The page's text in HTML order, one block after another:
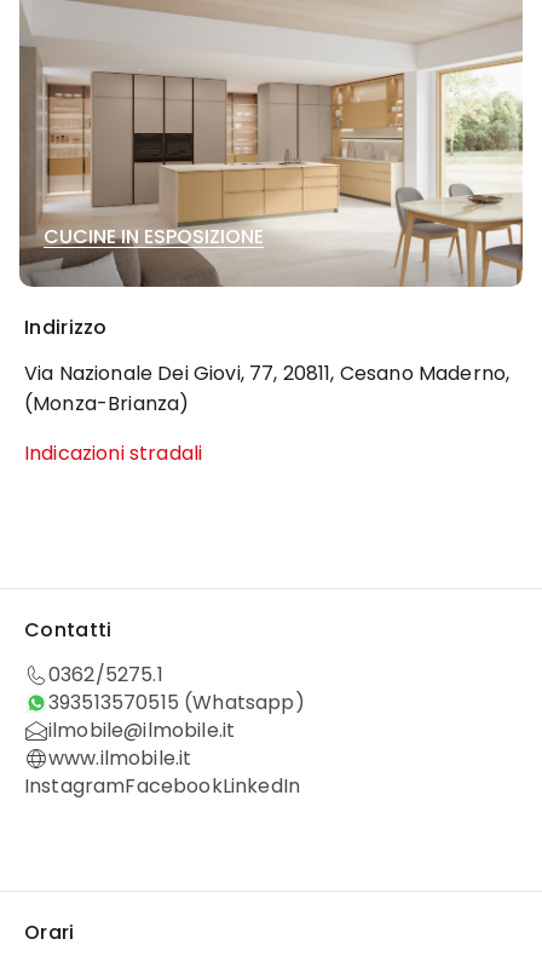
Indirizzo
Via Nazionale Dei Giovi, 77, 20811, Cesano Maderno,
(Monza-Brianza)
Indicazioni stradali
Contatti
0362/5275.1
393513570515 (Whatsapp)
ilmobile@ilmobile.it
www.ilmobile.it
InstagramFacebookLinkedIn
Orari
CUCINE IN ESPOSIZIONE